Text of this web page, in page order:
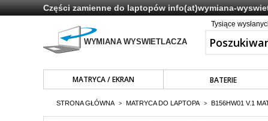
Części zamienne do laptopówinfo(at)wymiana-
Tysiące
MATRYCA / EKRAN BATERIE
STRONA GŁÓWNA > MATRYCA DO LAPTOPA > B156HW01 V.1